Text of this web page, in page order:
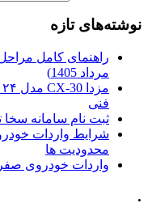
نوشته‌های تازه
مرداد 1405)
فنی
ثبت نام سامانه
شرایط واردات
محدودیت ها
واردات خودروی
.